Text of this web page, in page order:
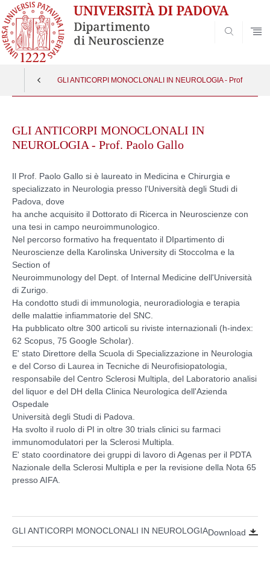
GLI ANTICORPI MONOCLONALI IN NEUROLOGIA - Prof. Paolo
contentGLI ANTICORPI MONOCLONALI IN
NEUROLOGIA - Prof. Paolo Gallo
Il Prof. Paolo Gallo si è laureato in Medicina e Chirurgia e
specializzato in Neurologia presso l'Università degli Studi di
Padova, dove
ha anche acquisito il Dottorato di Ricerca in Neuroscienze con
una tesi in campo neuroimmunologico.
Nel percorso formativo ha frequentato il DIpartimento di
Neuroscienze della Karolinska University di Stoccolma e la
Section of
Neuroimmunology del Dept. of Internal Medicine dell'Università
di Zurigo.
Ha condotto studi di immunologia, neuroradiologia e terapia
delle malattie infiammatorie del SNC.
Ha pubblicato oltre 300 articoli su riviste internazionali (h-index:
62 Scopus, 75 Google Scholar).
E' stato Direttore della Scuola di Specializzazione in Neurologia
e del Corso di Laurea in Tecniche di Neurofisiopatologia,
responsabile del Centro Sclerosi Multipla, del Laboratorio analisi
del liquor e del DH della Clinica Neurologica dell'Azienda
Ospedale
Università degli Studi di Padova.
Ha svolto il ruolo di PI in oltre 30 trials clinici su farmaci
immunomodulatori per la Sclerosi Multipla.
E' stato coordinatore dei gruppi di lavoro di Agenas per il PDTA
Nazionale della Sclerosi Multipla e per la revisione della Nota 65
presso AIFA.
GLI ANTICORPI MONOCLONALI IN NEUROLOGIADownload